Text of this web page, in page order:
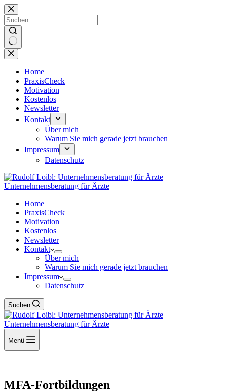
Zum
Inhalt
springen
Keine
Ergebnisse
Home
PraxisCheck
Motivation
Kostenlos
Newsletter
Kontakt
Über mich
Warum Sie mich gerade jetzt brauchen
Impressum
Datenschutz
Unternehmensberatung für Ärzte
Home
PraxisCheck
Motivation
Kostenlos
Newsletter
Kontakt
Über mich
Warum Sie mich gerade jetzt brauchen
Impressum
Datenschutz
Suchen
Unternehmensberatung für Ärzte
Menü
MFA-Fortbildungen